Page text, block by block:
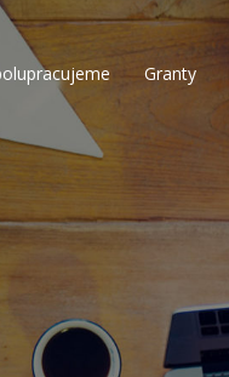
Granty